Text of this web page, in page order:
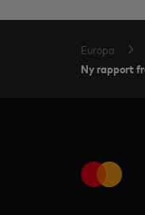
Europa
Ny rapport